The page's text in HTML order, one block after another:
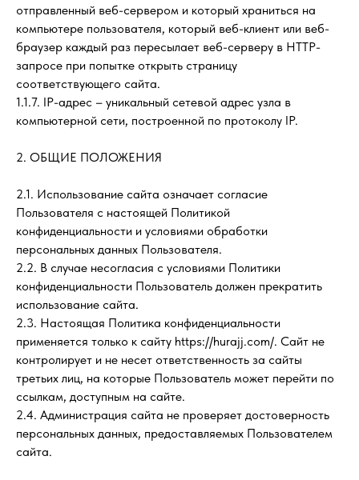
отправленный веб-сервером и который храниться на
компьютере пользователя, который веб-клиент или веб-
браузер каждый раз пересылает веб-серверу в HTTP-
запросе при попытке открыть страницу
соответствующего сайта.
1.1.7. IP-адрес – уникальный сетевой адрес узла в
компьютерной сети, построенной по протоколу IP.
2. ОБЩИЕ ПОЛОЖЕНИЯ
2.1. Использование сайта означает согласие
Пользователя с настоящей Политикой
конфиденциальности и условиями обработки
персональных данных Пользователя.
2.2. В случае несогласия с условиями Политики
конфиденциальности Пользователь должен прекратить
использование сайта.
2.3. Настоящая Политика конфиденциальности
применяется только к сайту https://hurajj.com/. Сайт не
контролирует и не несет ответственность за сайты
третьих лиц, на которые Пользователь может перейти по
ссылкам, доступным на сайте.
2.4. Администрация сайта не проверяет достоверность
персональных данных, предоставляемых Пользователем
сайта.